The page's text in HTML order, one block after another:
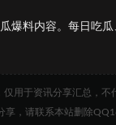
爆料内容。每日吃
用于资讯分享汇总，不
享，请联系本站删除